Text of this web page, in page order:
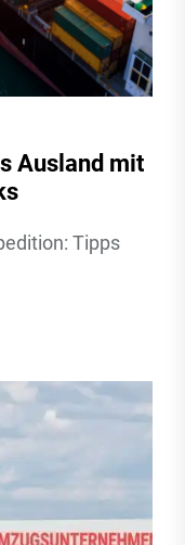
Ausland mit
Tipps